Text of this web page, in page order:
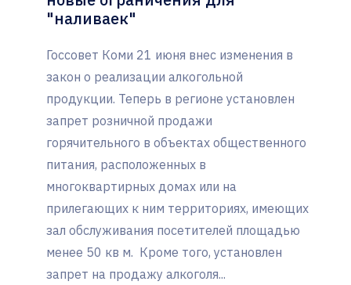
"наливаек"
Госсовет Коми 21 июня внес изменения в
закон о реализации алкогольной
продукции. Теперь в регионе установлен
запрет розничной продажи
горячительного в объектах общественного
питания, расположенных в
многоквартирных домах или на
прилегающих к ним территориях, имеющих
зал обслуживания посетителей площадью
менее 50 кв м. Кроме того, установлен
запрет на продажу алкоголя...